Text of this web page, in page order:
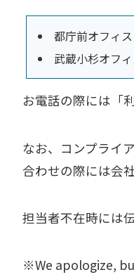
都庁前オフィ
武蔵小杉オフ
お電話の際には「
なお、コンプライ
合わせの際には会
担当者不在時には
※We apologize,